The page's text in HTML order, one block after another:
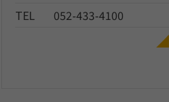
TEL
052-433-4100